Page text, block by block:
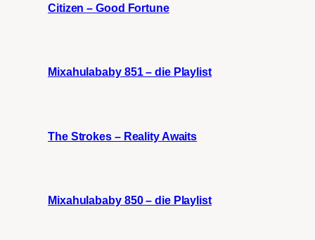
Citizen – Good Fortune
Mixahulababy 851 – die Playlist
The Strokes – Reality Awaits
Mixahulababy 850 – die Playlist